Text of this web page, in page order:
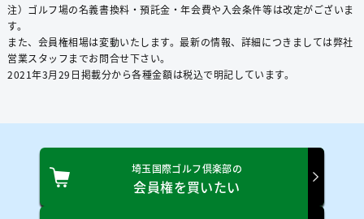
注）ゴルフ場の名義書換料・預託⾦・年会費や⼊会条件等は改定がございま
す。
また、会員権相場は変動いたします。最新の情報、詳細につきましては弊社
営業スタッフまでお問合せ下さい。
2021年3⽉29⽇掲載分から各種⾦額は税込で明記しています。
埼玉国際ゴルフ倶楽部の
会員権を買いたい